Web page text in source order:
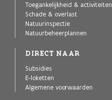
Toegankelijkheid & activiteiten
Schade & overlast
Natuurinspectie
Natuurbeheerplannen
DIRECT NAAR
Subsidies
E-loketten
Algemene voorwaarden